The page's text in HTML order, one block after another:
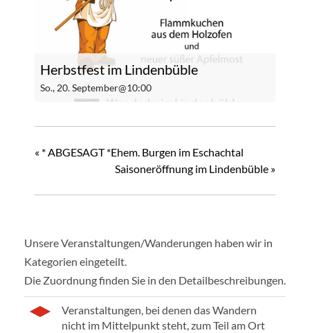
Herbstfest im Lindenbüble
So., 20. September@10:00
« * ABGESAGT *Ehem. Burgen im Eschachtal
Saisoneröffnung im Lindenbüble »
Unsere Veranstaltungen/Wanderungen haben wir in
Kategorien eingeteilt.
Die Zuordnung finden Sie in den Detailbeschreibungen.
Veranstaltungen, bei denen das Wandern
nicht im Mittelpunkt steht, zum Teil am Ort